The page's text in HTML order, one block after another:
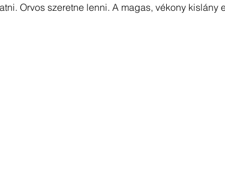
Orvos szeretne lenni. A magas, vékony